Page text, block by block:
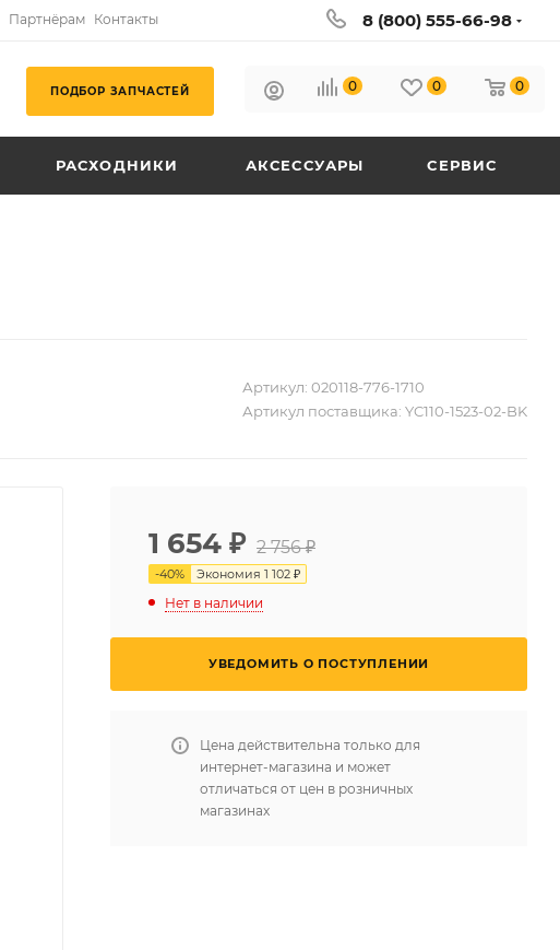
Партнёрам Контакты 8 (800) 555-66-98
ПОДБОР ЗАПЧАСТЕЙ 0 0 0
РАСХОДНИКИ АКСЕССУАРЫ СЕРВИС
Артикул: 020118-776-1710
Артикул поставщика: YC110-1523-02-BK
1 654 ₽ 2 756 ₽
-40% Экономия 1 102 ₽
Нет в наличии
УВЕДОМИТЬ О ПОСТУПЛЕНИИ
Цена действительна только для
интернет-магазина и может
отличаться от цен в розничных
магазинах